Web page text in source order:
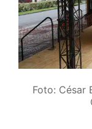
Foto: César